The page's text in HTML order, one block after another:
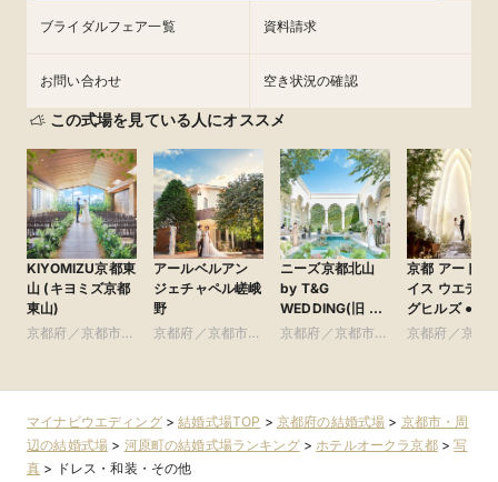
ブライダルフェア一覧 資料請求
お問い合わせ 空き状況の確認
この式場を見ている人にオススメ
KIYOMIZU京都東
山 (キヨミズ京都
東山)
京都府／京都市・
アールベルアン
ジェチャペル嵯峨
野
京都府／京都市・
ニーズ京都北山
by T&G
WEDDING(旧 北
山迎賓館 京都)
京都府／京都市・
京都 アートグ
イス ウエディ
グヒルズ ●ベスト
ブライダル グ
京都府／京都
マイナビウエディング>結婚式場TOP > 京都府の結婚式場 > 京都市・周
辺の結婚式場 > 河原町の結婚式場ランキング>ホテルオークラ京都>写
真 > ドレス・和装・その他